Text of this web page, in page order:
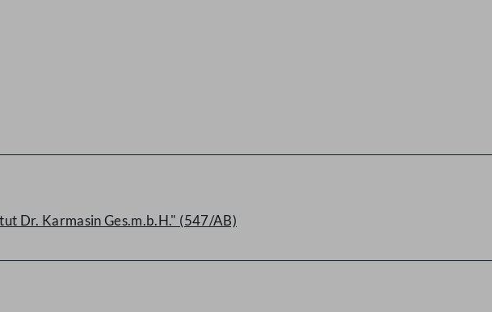
Dr. Karmasin Ges.m.b.H." (547/AB)